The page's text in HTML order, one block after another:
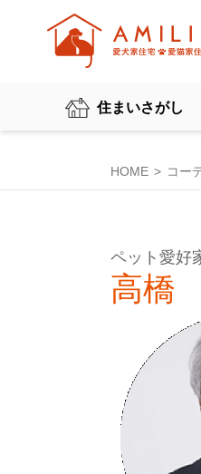
住まいさがし
HOME コー
ペット愛好
高橋